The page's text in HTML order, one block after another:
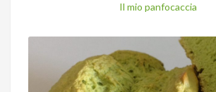
Il mio panfocaccia